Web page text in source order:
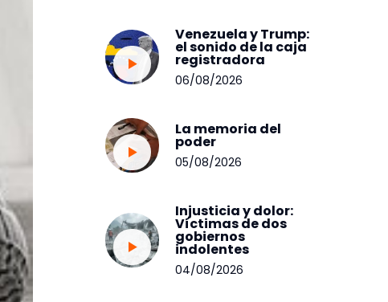
Venezuela y Trump:
el sonido de la caja
registradora
06/08/2026
La memoria del
poder
05/08/2026
Injusticia y dolor:
Víctimas de dos
gobiernos
indolentes
04/08/2026